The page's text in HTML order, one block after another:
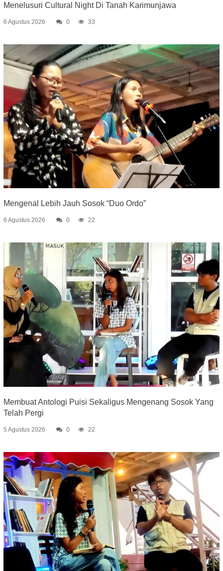
Menelusuri Cultural Night Di Tanah Karimunjawa
6 Agustus 2026 0 33
Mengenal Lebih Jauh Sosok “Duo Ordo”
6 Agustus 2026 0 22
Membuat Antologi Puisi Sekaligus Mengenang Sosok Yang
Telah Pergi
5 Agustus 2026 0 22